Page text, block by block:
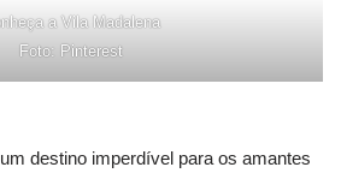
a Vila Madalena
Foto: Pinterest
destino imperdível para os amantes